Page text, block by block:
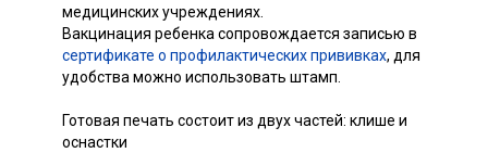
медицинских учреждениях.
Вакцинация ребенка сопровождается записью в
сертификате о профилактических прививках, для
удобства можно использовать штамп.
Готовая печать состоит из двух частей: клише и
оснастки